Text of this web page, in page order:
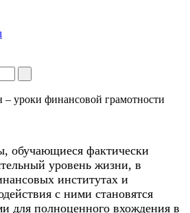
уроки финансовой грамотности
обучающиеся фактически
уровень жизни, в
институтах и
с ними становятся
для полноценного вхождения в